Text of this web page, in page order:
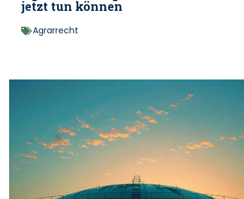
jetzt tun können
Agrarrecht